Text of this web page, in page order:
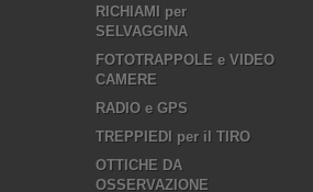
RICHIAMI per
SELVAGGINA
FOTOTRAPPOLE e VIDEO
CAMERE
RADIO e GPS
TREPPIEDI per il TIRO
OTTICHE DA
OSSERVAZIONE